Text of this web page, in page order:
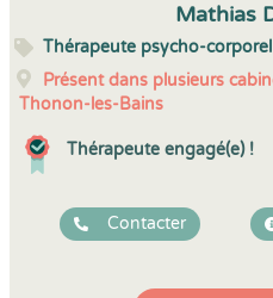
Mathias
Thérapeute psycho-corporel
Présent dans plusieurs
Thonon-les-Bains
Thérapeute engagé(e) !
Contacter